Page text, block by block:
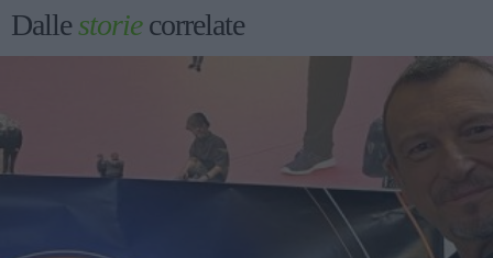
Dallestoriecorrelate